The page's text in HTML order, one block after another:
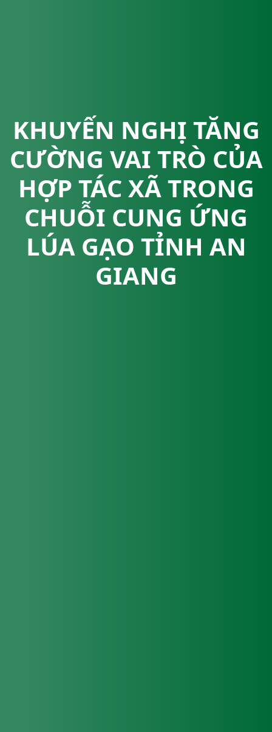
KHUYẾN NGHỊ TĂNG
CƯỜNG VAI TRÒ CỦA
HỢP TÁC XÃ TRONG
CHUỖI CUNG ỨNG
LÚA GẠO TỈNH AN
GIANG